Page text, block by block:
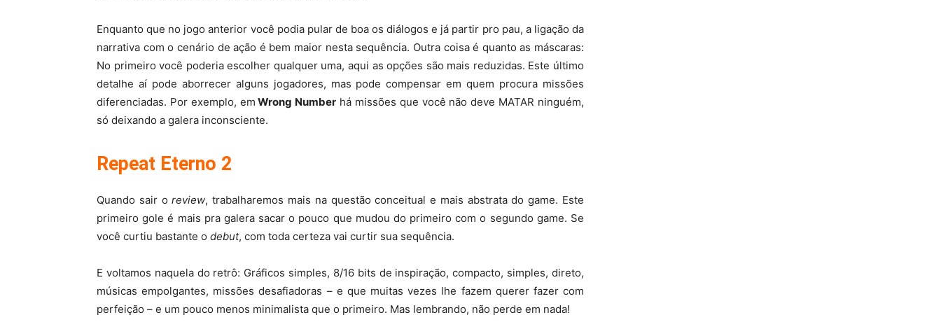
Enquanto que no jogo anterior você podia pular de boa os diálogos e já partir pro pau, a ligação da
narrativa com o cenário de ação é bem maior nesta sequência. Outra coisa é quanto as máscaras:
No primeiro você poderia escolher qualquer uma, aqui as opções são mais reduzidas. Este último
detalhe aí pode aborrecer alguns jogadores, mas pode compensar em quem procura missões
diferenciadas. Por exemplo, em Wrong Number há missões que você não deve MATAR ninguém,
só deixando a galera inconsciente.
Repeat Eterno 2
Quando sair oreview, trabalharemos mais na questão conceitual e mais abstrata do game. Este
primeiro gole é mais pra galera sacar o pouco que mudou do primeiro com o segundo game. Se
você curtiu bastante o debut, com toda certeza vai curtir sua sequência.
E voltamos naquela do retrô: Gráficos simples, 8/16 bits de inspiração, compacto, simples, direto,
músicas empolgantes, missões desafiadoras – e que muitas vezes lhe fazem querer fazer com
perfeição – e um pouco menos minimalista que o primeiro. Mas lembrando, não perde em nada!